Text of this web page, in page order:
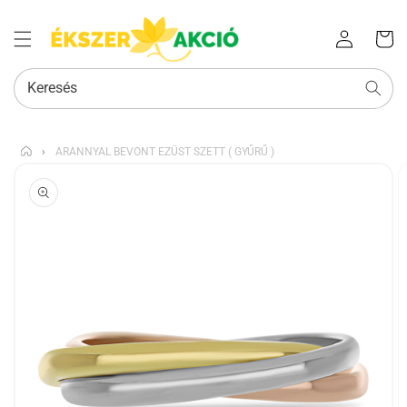
Bejelentkezés
kosara
Keresés
› ARANNYAL BEVONT EZÜST SZETT ( GYŰRŰ )
UGRÁS A
TERMÉKADATOKRA